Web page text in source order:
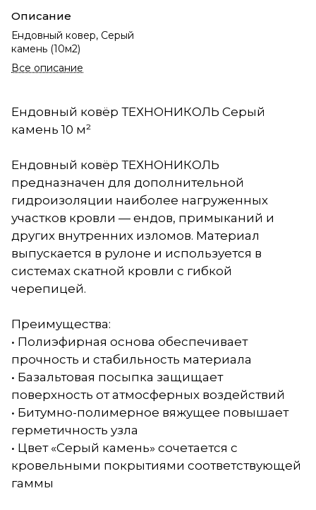
Описание
Ендовный ковер, Серый
камень (10м2)
Все описание
Ендовный ковёр ТЕХНОНИКОЛЬ Серый
камень 10 м²
Ендовный ковёр ТЕХНОНИКОЛЬ
предназначен для дополнительной
гидроизоляции наиболее нагруженных
участков кровли — ендов, примыканий и
других внутренних изломов. Материал
выпускается в рулоне и используется в
системах скатной кровли с гибкой
черепицей.
Преимущества:
• Полиэфирная основа обеспечивает
прочность и стабильность материала
• Базальтовая посыпка защищает
поверхность от атмосферных воздействий
• Битумно-полимерное вяжущее повышает
герметичность узла
• Цвет «Серый камень» сочетается с
кровельными покрытиями соответствующей
гаммы